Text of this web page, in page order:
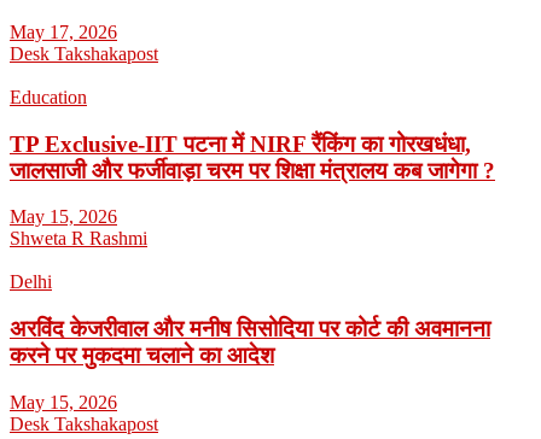
May 17, 2026
Desk Takshakapost
Education
TP Exclusive-IIT पटना में NIRF रैंकिंग का गोरखधंधा,
जालसाजी और फर्जीवाड़ा चरम पर शिक्षा मंत्रालय कब जागेगा ?
May 15, 2026
Shweta R Rashmi
Delhi
अरविंद केजरीवाल और मनीष सिसोदिया पर कोर्ट की अवमानना
करने पर मुकदमा चलाने का आदेश
May 15, 2026
Desk Takshakapost